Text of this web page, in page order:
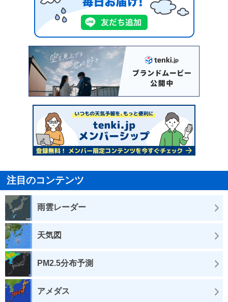
注目のコンテンツ
雨雲レーダー
天気図
PM2.5分布予測
アメダス